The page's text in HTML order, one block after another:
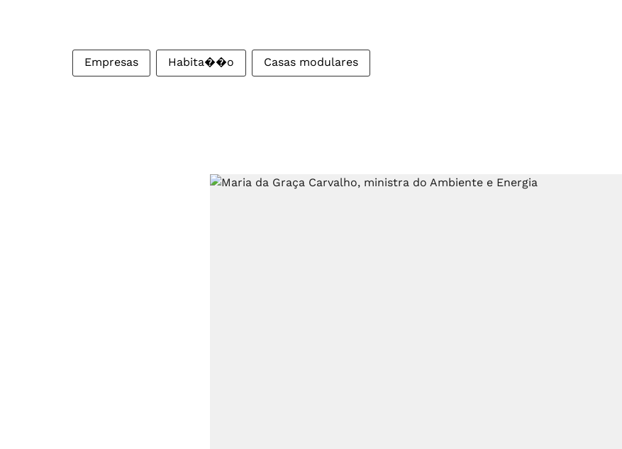
Empresas Habita��o Casas modulares